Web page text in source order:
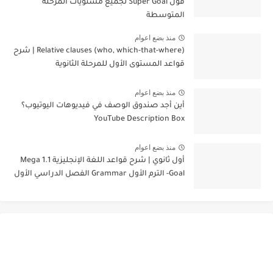
قول Super Goal لجميع مستويات المرحلة
المتوسطة
منذ بضع اعوام
Relative clauses (who, which-that-where) | شرح
قواعد المستوى الأول للمرحلة الثانوية
منذ بضع اعوام
أين أجد صندوق الوصف في فيديوهات اليوتيوب؟
YouTube Description Box
منذ بضع اعوام
أول ثانوي | شرح قواعد اللغة الإنجليزية 1.1 Mega
Goal- الترم الأول Grammar الفصل الدراسي الأول